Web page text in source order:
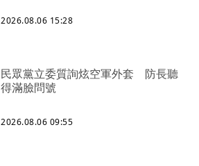
2026.08.06 15:28
民眾黨立委質詢炫空軍外套 防長聽
得滿臉問號
2026.08.06 09:55